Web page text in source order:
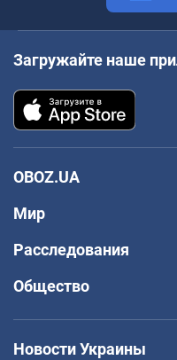
Загружайте наше
OBOZ.UA
Мир
Расследования
Общество
Новости Украины